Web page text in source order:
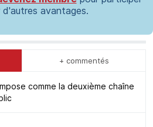
avantages.
+ commentés
comme la deuxième chaîne